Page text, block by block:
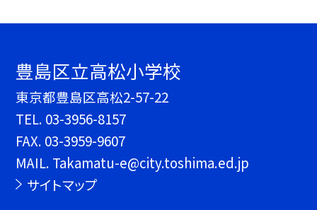
豊島区立高松小学校
東京都豊島区高松2-57-22
TEL. 03-3956-8157
FAX. 03-3959-9607
MAIL. Takamatu-e@city.toshima.ed.jp
サイトマップ